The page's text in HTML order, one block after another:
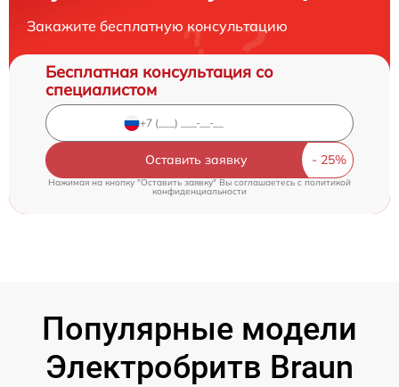
Закажите бесплатную консультацию
Бесплатная консультация со
специалистом
Оставить заявку
Нажимая на кнопку "Оставить заявку" Вы соглашаетесь cполитикой
конфиденциальности
Популярные модели
Электробритв Braun